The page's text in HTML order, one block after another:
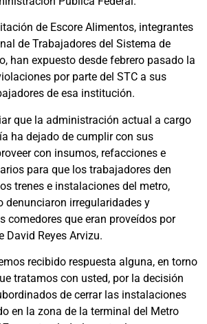
de Escore Alimentos, integrantes
de Trabajadores del Sistema de
han expuesto desde febrero pasado la
por parte del STC a sus
de esa institución.
que la administración actual a cargo
ha dejado de cumplir con sus
con insumos, refacciones e
para que los trabajadores den
trenes e instalaciones del metro,
denunciaron irregularidades y
comedores que eran proveídos por
David Reyes Arvizu.
recibido respuesta alguna, en torno
tratamos con usted, por la decisión
de cerrar las instalaciones
en la zona de la terminal del Metro